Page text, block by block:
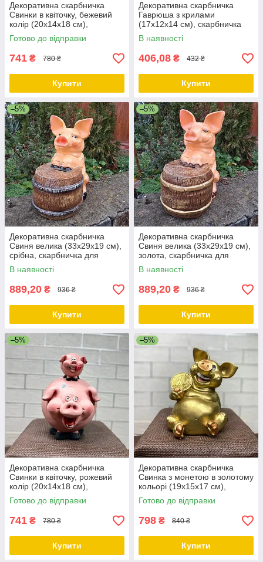
Декоративна скарбничка
Свинки в квіточку, бежевий
колір (20х14х18 см),
скарбничка для грошей,
скарбничка у вигляді свинки
Готово до відправки
741 ₴ 780 ₴
Купити
Декоративна скарбничка
Гаврюша з крилами
(17х12х14 см), скарбничка
для грошей, скарбничка у
вигляді свинки
В наявності
406,08 ₴ 432 ₴
Купити
–5%
Декоративна скарбничка
Свиня велика (33х29х19 см),
срібна, скарбничка для
грошей у вигляді свинки
В наявності
889,20 ₴ 936 ₴
Купити
–5%
Декоративна скарбничка
Свиня велика (33х29х19 см),
золота, скарбничка для
грошей у вигляді свинки
В наявності
889,20 ₴ 936 ₴
Купити
–5%
Декоративна скарбничка
Свинки в квіточку, рожевий
колір (20х14х18 см),
скарбничка для грошей,
скарбничка у вигляді свинки
Готово до відправки
741 ₴ 780 ₴
Купити
–5%
Декоративна скарбничка
Свинка з монетою в золотому
кольорі (19х15х17 см),
скарбничка для грошей,
скарбничка у вигляді свинки
Готово до відправки
798 ₴ 840 ₴
Купити